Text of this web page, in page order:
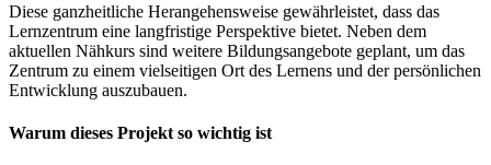
Diese ganzheitliche Herangehensweise gewährleistet, dass das
Lernzentrum eine langfristige Perspektive bietet. Neben dem
aktuellen Nähkurs sind weitere Bildungsangebote geplant, um das
Zentrum zu einem vielseitigen Ort des Lernens und der persönlichen
Entwicklung auszubauen.
Warum dieses Projekt so wichtig ist